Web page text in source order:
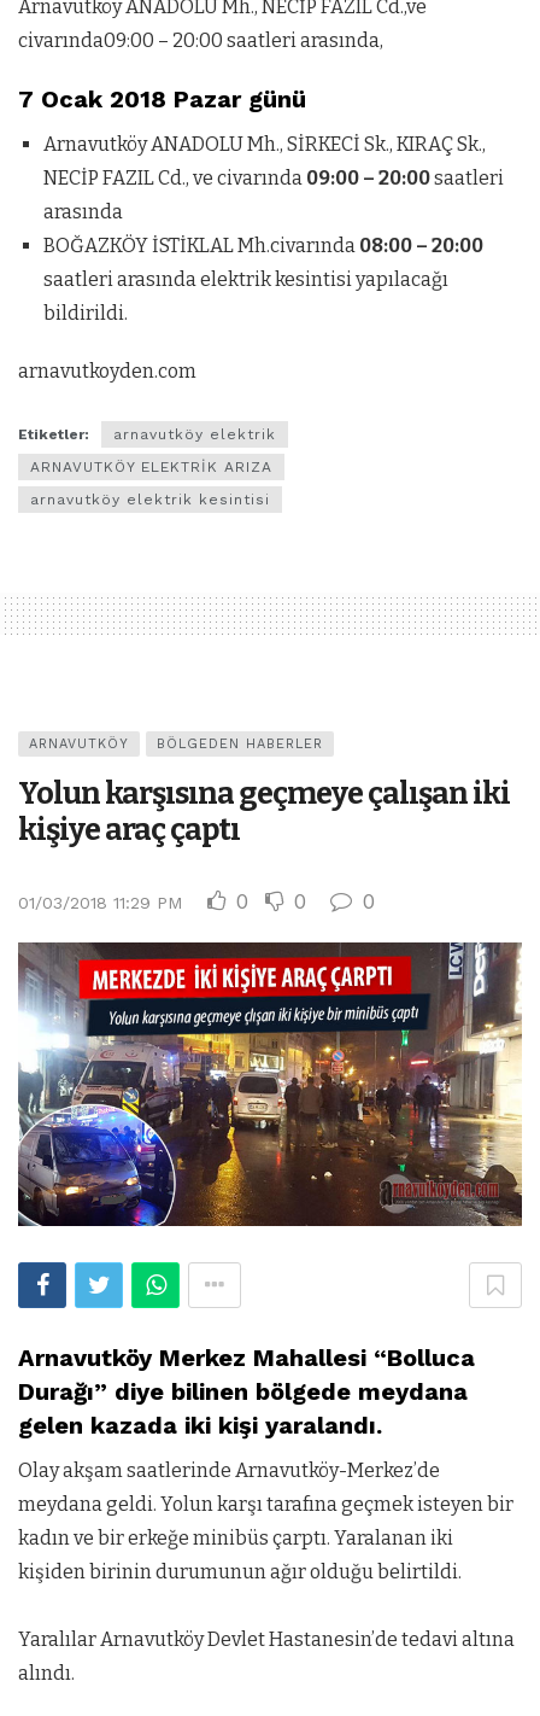
Arnavutköy ANADOLU Mh., NECİP FAZIL Cd.,ve
civarında09:00 – 20:00 saatleri arasında,
7 Ocak 2018 Pazar günü
Arnavutköy ANADOLU Mh., SİRKECİ Sk., KIRAÇ Sk.,
NECİP FAZIL Cd., ve civarında 09:00 – 20:00saatleri
arasında
BOĞAZKÖY İSTİKLAL Mh.civarında 08:00 – 20:00
saatleri arasında elektrik kesintisi yapılacağı
bildirildi.
arnavutkoyden.com
Etiketler:
arnavutköy elektrik
ARNAVUTKÖY ELEKTRİK ARIZA
arnavutköy elektrik kesintisi
ARNAVUTKÖY BÖLGEDEN HABERLER
Yolun karşısına geçmeye çalışan iki
kişiye araç çaptı
01/03/2018 11:29 PM 0 0 0
Arnavutköy Merkez Mahallesi “Bolluca
Durağı” diye bilinen bölgede meydana
gelen kazada iki kişi yaralandı.
Olay akşam saatlerinde Arnavutköy-Merkez’de
meydana geldi. Yolun karşı tarafına geçmek isteyen bir
kadın ve bir erkeğe minibüs çarptı. Yaralanan iki
kişiden birinin durumunun ağır olduğu belirtildi.
Yaralılar Arnavutköy Devlet Hastanesin’de tedavi altına
alındı.